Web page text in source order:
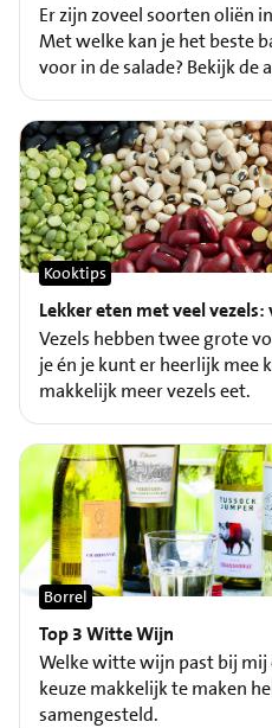
Er zijn zoveel soorten oliën
Met welke kan je het beste
voor in de salade? Bekijk de
Lekker eten met veel
Kooktips
Vezels hebben twee grote
je én je kunt er heerlijk mee
makkelijk meer vezels eet.
Top 3 Witte Wijn
Borrel
Welke witte wijn past bij mij
keuze makkelijk te maken
samengesteld.